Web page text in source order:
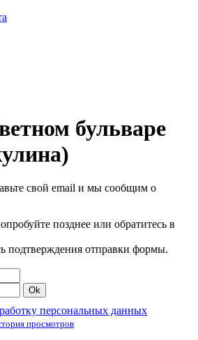
бульваре
свой email и мы сообщим о
позднее или обратитесь в
подтверждения отправки формы.
Ok
персональных данных
просмотров